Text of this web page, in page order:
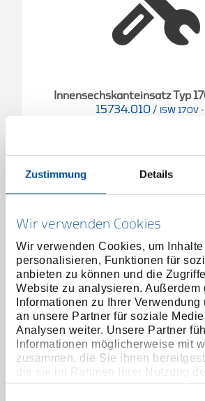
Zustimmung Details
Wir verwenden Cookies
Wir verwenden Cookies, um
personalisieren, Funktionen für
anbieten zu können und die
Website zu analysieren. Außerdem
Informationen zu Ihrer Verwendung
an unsere Partner für soziale
Analysen weiter. Unsere Partner
Informationen möglicherweise mit
zusammen, die Sie ihnen
die sie im Rahmen Ihrer Nutzung
gesammelt haben. Unsere
Innensechskanteinsatz Typ
15734.010 / ISW 170V